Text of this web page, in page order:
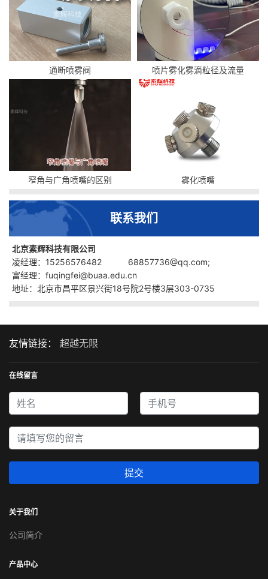
通断喷雾阀 喷片雾化雾滴粒径及流量
窄角与广角喷嘴的区别 雾化喷嘴
联系我们
北京素辉科技有限公司
凌经理：15256576482 68857736@qq.com;
富经理：fuqingfei@buaa.edu.cn
地址：北京市昌平区景兴街18号院2号楼3层303-0735
友情链接： 超越无限
在线留言
提交
关于我们
公司简介
产品中心